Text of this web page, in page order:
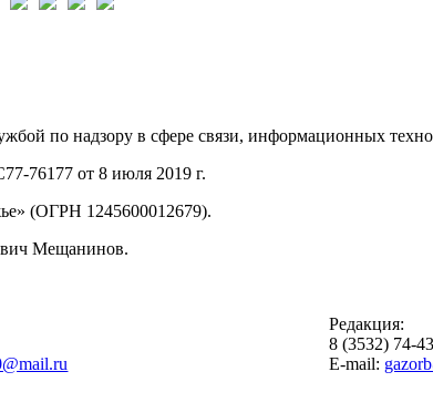
по надзору в сфере связи, информационных
76177 от 8 июля 2019 г.
(ОГРН 1245600012679).
Мещанинов.
Редакция:
8 (3532) 74-
E-mail: